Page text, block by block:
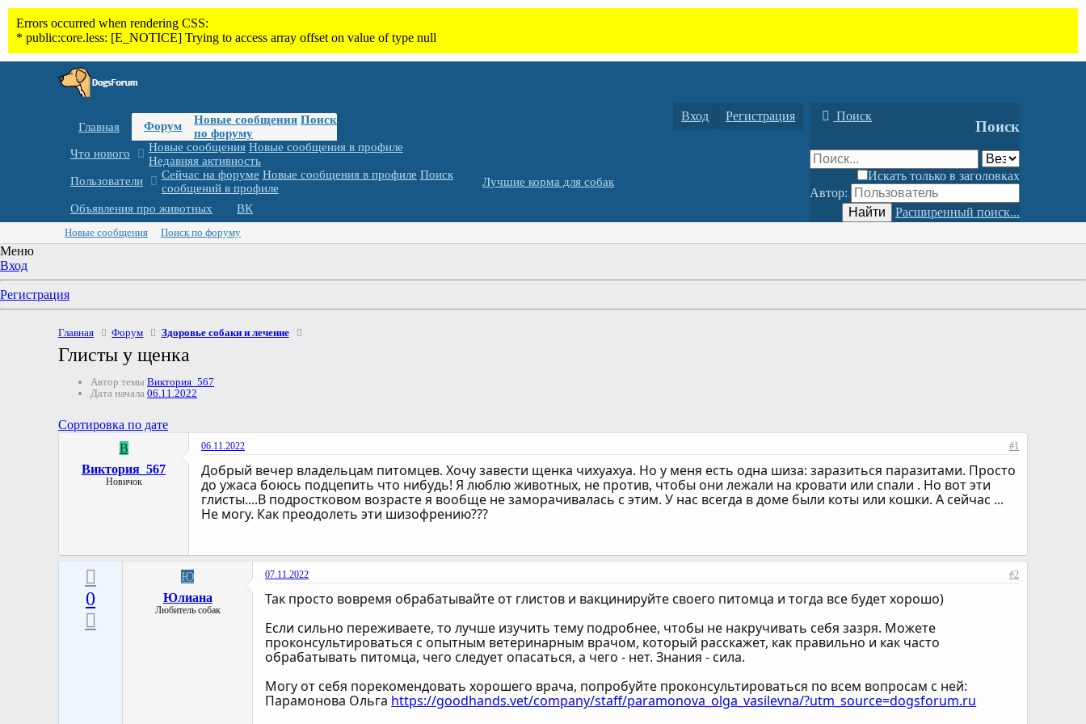
Главная Форум Новые сообщения Поиск
по форуму
Что нового
Новые сообщения Новые сообщения в профиле
Недавняя активность
Пользователи
Сейчас на форуме Новые сообщения в профиле Поиск
сообщений в профиле
Лучшие корма для собак
Объявления про животных ВК
Вход Регистрация Поиск
Поиск
Искать только в заголовках
Автор:
Найти
Расширенный поиск...
Новые сообщения Поиск по форуму
Меню
Вход
Регистрация
Главная Форум Здоровье собаки и лечение
Глисты у щенка
Автор темы Виктория_567
Дата начала 06.11.2022
Сортировка по дате
В
Виктория_567
Новичок
06.11.2022 #1
Добрый вечер владельцам питомцев. Хочу завести щенка чихуахуа. Но у меня есть одна шиза: заразиться паразитами. Просто
до ужаса боюсь подцепить что нибудь! Я люблю животных, не против, чтобы они лежали на кровати или спали . Но вот эти
глисты....В подростковом возрасте я вообще не заморачивалась с этим. У нас всегда в доме были коты или кошки. А сейчас ...
Не могу. Как преодолеть эти шизофрению???
0
Ю
Юлиана
Любитель собак
07.11.2022 #2
Так просто вовремя обрабатывайте от глистов и вакцинируйте своего питомца и тогда все будет хорошо)
Если сильно переживаете, то лучше изучить тему подробнее, чтобы не накручивать себя зазря. Можете
проконсультироваться с опытным ветеринарным врачом, который расскажет, как правильно и как часто
обрабатывать питомца, чего следует опасаться, а чего - нет. Знания - сила.
Могу от себя порекомендовать хорошего врача, попробуйте проконсультироваться по всем вопросам с ней:
Парамонова Ольга https://goodhands.vet/company/staff/paramonova_olga_vasilevna/?utm_source=dogsforum.ru